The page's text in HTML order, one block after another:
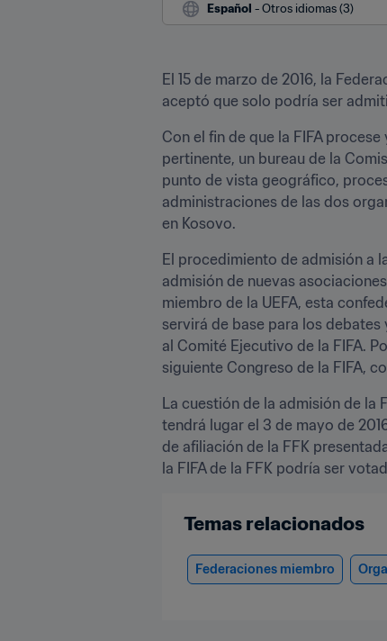
Español - Otros idiomas (3)
El 15 de marzo de 2016, la
aceptó que solo podría ser
Con el fin de que la FIFA
pertinente, un bureau de la
punto de vista geográfico,
administraciones de las dos
en Kosovo.
El procedimiento de admisión a
admisión de nuevas
miembro de la UEFA, esta
servirá de base para los
al Comité Ejecutivo de la FIFA.
siguiente Congreso de la FIFA,
La cuestión de la admisión de la
tendrá lugar el 3 de mayo de
de afiliación de la FFK
la FIFA de la FFK podría ser
Temas relacionados
Federaciones miembro